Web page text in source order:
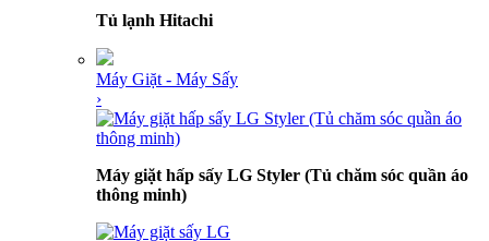
Tủ lạnh Hitachi
Máy Giặt - Máy Sấy
›
Máy giặt hấp sấy LG Styler (Tủ chăm sóc quần áo
thông minh)